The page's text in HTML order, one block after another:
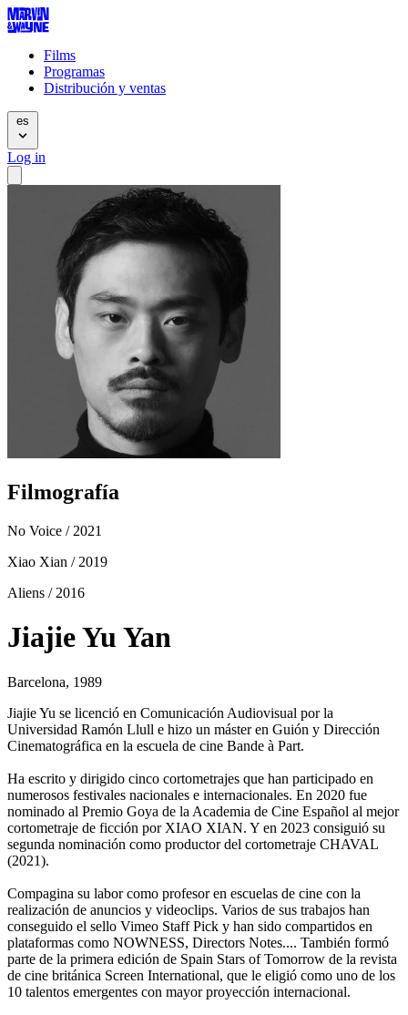
Films
Programas
Distribución y ventas
es
Log in
Filmografía
No Voice / 2021
Xiao Xian / 2019
Aliens / 2016
Jiajie Yu Yan
Barcelona, 1989
Jiajie Yu se licenció en Comunicación Audiovisual por la
Universidad Ramón Llull e hizo un máster en Guión y Dirección
Cinematográfica en la escuela de cine Bande à Part.
Ha escrito y dirigido cinco cortometrajes que han participado en
numerosos festivales nacionales e internacionales. En 2020 fue
nominado al Premio Goya de la Academia de Cine Español al mejor
cortometraje de ficción por XIAO XIAN. Y en 2023 consiguió su
segunda nominación como productor del cortometraje CHAVAL
(2021).
Compagina su labor como profesor en escuelas de cine con la
realización de anuncios y videoclips. Varios de sus trabajos han
conseguido el sello Vimeo Staff Pick y han sido compartidos en
plataformas como NOWNESS, Directors Notes.... También formó
parte de la primera edición de Spain Stars of Tomorrow de la revista
de cine británica Screen International, que le eligió como uno de los
10 talentos emergentes con mayor proyección internacional.